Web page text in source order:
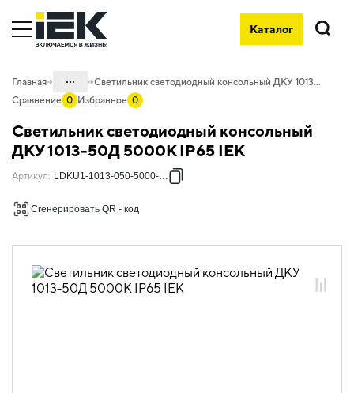
Каталог
Поиск
Главная ...
10. Светотехника
10.05 Уличное и архитектурное
10.05.03 Светильники светодиодные
10.05.03.05 Светильники ДКУ 1013 Д
Светильник светодиодный консольный ДКУ 1013-50Д 5000К IP65 IEK
Сравнение 0 Избранное 0
Светильник светодиодный консольный
ДКУ 1013-50Д 5000К IP65 IEK
Артикул: LDKU1-1013-050-5000-K03
Сгенерировать QR - код